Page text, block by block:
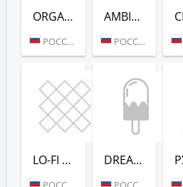
ORGANIC (РАДИО РЕКОРД)
РОССИЯ (МОСКВА)
AMBIENT (РАДИО РЕКОРД)
РОССИЯ (МОСКВА)
LO-FI (РАДИО РЕКОРД) DREAM POP (РАДИО РЕКОРД)